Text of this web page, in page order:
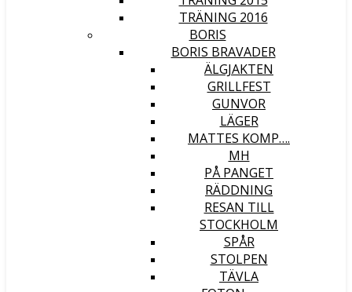
TRÄNING 2016
BORIS
BORIS BRAVADER
ÄLGJAKTEN
GRILLFEST
GUNVOR
LÄGER
MATTES KOMP….
MH
PÅ PANGET
RÄDDNING
RESAN TILL
STOCKHOLM
SPÅR
STOLPEN
TÄVLA